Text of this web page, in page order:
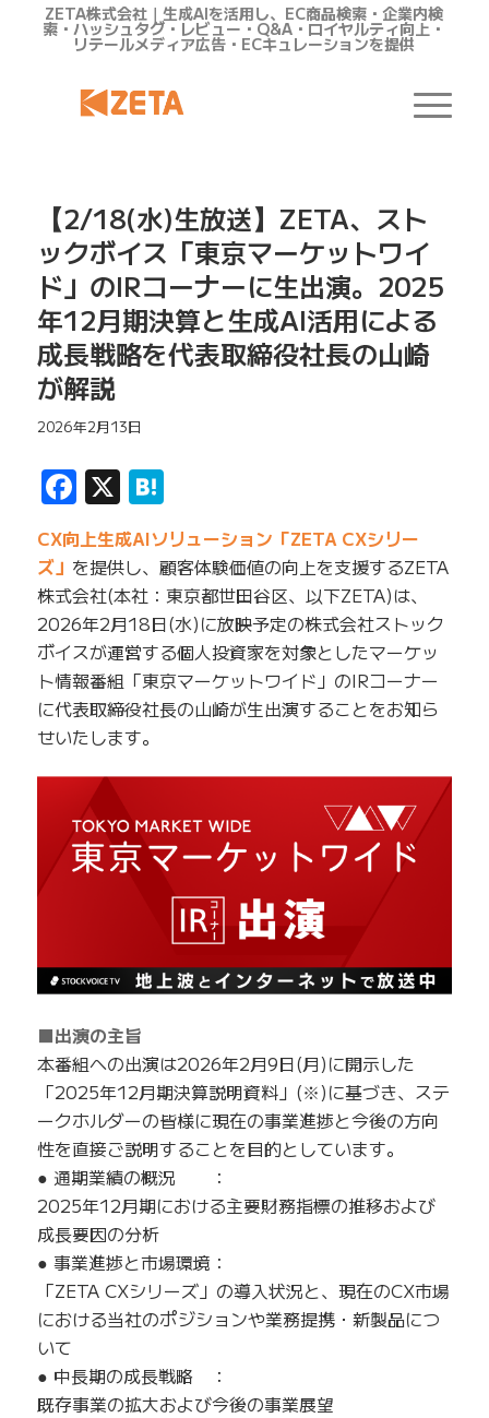
ZETA株式会社｜生成AIを活用し、EC商品検索・企業内検
索・ハッシュタグ・レビュー・Q&A・ロイヤルティ向上・
リテールメディア広告・ECキュレーションを提供
【2/18(水)生放送】ZETA、スト
ックボイス「東京マーケットワイ
ド」のIRコーナーに生出演。2025
年12月期決算と生成AI活用による
成長戦略を代表取締役社長の山崎
が解説
2026年2月13日
Facebook
X Hatena
CX向上生成AIソリューション「ZETA CXシリー
ズ」 を提供し、顧客体験価値の向上を支援するZETA
株式会社(本社：東京都世田谷区、以下ZETA)は、
2026年2月18日(水)に放映予定の株式会社ストック
ボイスが運営する個人投資家を対象としたマーケッ
ト情報番組「東京マーケットワイド」のIRコーナー
に代表取締役社長の山崎が生出演することをお知ら
せいたします。
■出演の主旨
本番組への出演は2026年2月9日(月)に開示した
「2025年12月期決算説明資料」(※)に基づき、ステ
ークホルダーの皆様に現在の事業進捗と今後の方向
性を直接ご説明することを目的としています。
● 通期業績の概況 ：
2025年12月期における主要財務指標の推移および
成長要因の分析
● 事業進捗と市場環境：
「ZETA CXシリーズ」の導入状況と、現在のCX市場
における当社のポジションや業務提携・新製品につ
いて
● 中長期の成長戦略 ：
既存事業の拡大および今後の事業展望